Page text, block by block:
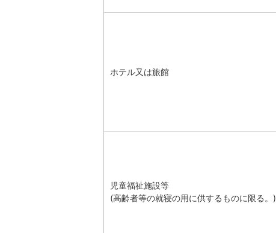
ホテル又は旅館
児童福祉施設等
(高齢者等の就寝の用に供するものに限る。)